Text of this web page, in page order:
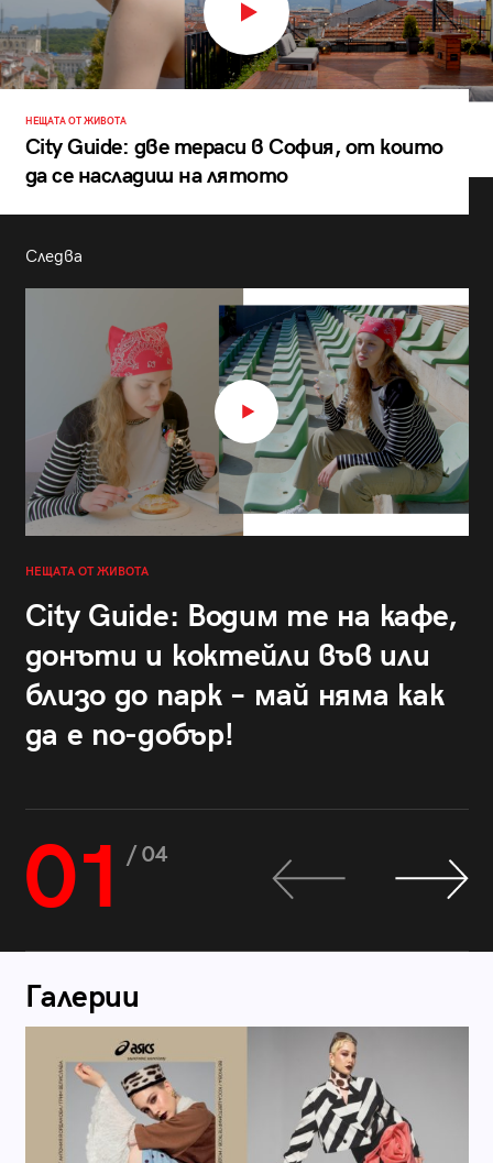
НЕЩАТА ОТ ЖИВОТА
City Guide: две тераси в София, от които
да се насладиш на лятото
Следва
НЕЩАТА ОТ ЖИВОТА
City Guide: Водим те на кафе,
донъти и коктейли във или
близо до парк – май няма как
да е по-добър!
01 / 04
Галерии